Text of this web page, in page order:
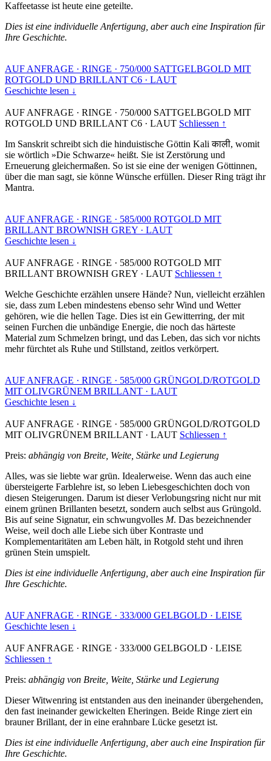
Kaffeetasse ist heute eine geteilte.
Dies ist eine individuelle Anfertigung, aber auch eine Inspiration für
Ihre Geschichte.
AUF ANFRAGE · RINGE · 750/000 SATTGELBGOLD MIT
ROTGOLD UND BRILLANT C6 · LAUT
Geschichte lesen ↓
AUF ANFRAGE · RINGE · 750/000 SATTGELBGOLD MIT
ROTGOLD UND BRILLANT C6 · LAUT Schliessen ↑
Im Sanskrit schreibt sich die hinduistische Göttin Kali काली, womit
sie wörtlich »Die Schwarze« heißt. Sie ist Zerstörung und
Erneuerung gleichermaßen. So ist sie eine der wenigen Göttinnen,
über die man sagt, sie könne Wünsche erfüllen. Dieser Ring trägt ihr
Mantra.
AUF ANFRAGE · RINGE · 585/000 ROTGOLD MIT
BRILLANT BROWNISH GREY · LAUT
Geschichte lesen ↓
AUF ANFRAGE · RINGE · 585/000 ROTGOLD MIT
BRILLANT BROWNISH GREY · LAUT Schliessen ↑
Welche Geschichte erzählen unsere Hände? Nun, vielleicht erzählen
sie, dass zum Leben mindestens ebenso sehr Wind und Wetter
gehören, wie die hellen Tage. Dies ist ein Gewitterring, der mit
seinen Furchen die unbändige Energie, die noch das härteste
Material zum Schmelzen bringt, und das Leben, das sich vor nichts
mehr fürchtet als Ruhe und Stillstand, zeitlos verkörpert.
AUF ANFRAGE · RINGE · 585/000 GRÜNGOLD/ROTGOLD
MIT OLIVGRÜNEM BRILLANT · LAUT
Geschichte lesen ↓
AUF ANFRAGE · RINGE · 585/000 GRÜNGOLD/ROTGOLD
MIT OLIVGRÜNEM BRILLANT · LAUT Schliessen ↑
Preis: abhängig von Breite, Weite, Stärke und Legierung
Alles, was sie liebte war grün. Idealerweise. Wenn das auch eine
übersteigerte Farblehre ist, so leben Liebesgeschichten doch von
diesen Steigerungen. Darum ist dieser Verlobungsring nicht nur mit
einem grünen Brillanten besetzt, sondern auch selbst aus Grüngold.
Bis auf seine Signatur, ein schwungvolles M. Das bezeichnender
Weise, weil doch alle Liebe sich über Kontraste und
Komplementaritäten am Leben hält, in Rotgold steht und ihren
grünen Stein umspielt.
Dies ist eine individuelle Anfertigung, aber auch eine Inspiration für
Ihre Geschichte.
AUF ANFRAGE · RINGE · 333/000 GELBGOLD · LEISE
Geschichte lesen ↓
AUF ANFRAGE · RINGE · 333/000 GELBGOLD · LEISE
Schliessen ↑
Preis: abhängig von Breite, Weite, Stärke und Legierung
Dieser Witwenring ist entstanden aus den ineinander übergehenden,
den fast ineinander gewickelten Eheringen. Beide Ringe ziert ein
brauner Brillant, der in eine erahnbare Lücke gesetzt ist.
Dies ist eine individuelle Anfertigung, aber auch eine Inspiration für
Ihre Geschichte.